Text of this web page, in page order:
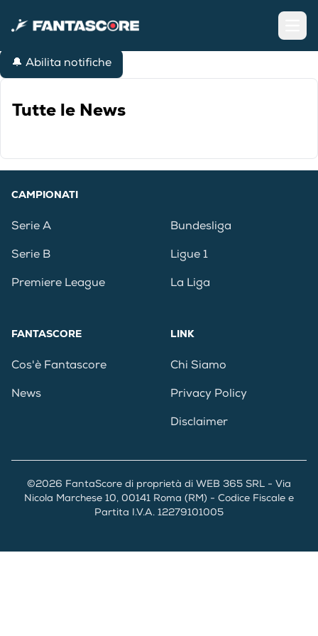
🔔 Abilita notifiche
Tutte le News
CAMPIONATI
Serie A
Serie B
Premiere League
Bundesliga
Ligue 1
La Liga
FANTASCORE
Cos'è Fantascore
News
LINK
Chi Siamo
Privacy Policy
Disclaimer
©2026 FantaScore di proprietà di WEB 365 SRL - Via
Nicola Marchese 10, 00141 Roma (RM) - Codice Fiscale e
Partita I.V.A. 12279101005